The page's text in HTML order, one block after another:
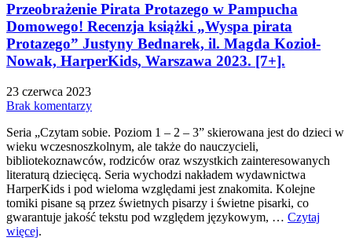
Przeobrażenie Pirata Protazego w Pampucha
Domowego! Recenzja książki „Wyspa pirata
Protazego” Justyny Bednarek, il. Magda Kozioł-
Nowak, HarperKids, Warszawa 2023. [7+].
23 czerwca 2023
Brak komentarzy
Seria „Czytam sobie. Poziom 1 – 2 – 3” skierowana jest do dzieci w
wieku wczesnoszkolnym, ale także do nauczycieli,
bibliotekoznawców, rodziców oraz wszystkich zainteresowanych
literaturą dziecięcą. Seria wychodzi nakładem wydawnictwa
HarperKids i pod wieloma względami jest znakomita. Kolejne
tomiki pisane są przez świetnych pisarzy i świetne pisarki, co
gwarantuje jakość tekstu pod względem językowym, … Czytaj
więcej.